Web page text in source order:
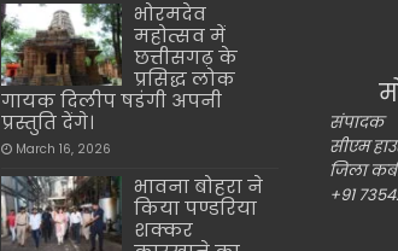
भोरमदेव
महोत्सव में
छत्तीसगढ़ के
प्रसिद्ध लोक
गायक दिलीप षडंगी अपनी
प्रस्तुति देंगे।
March 16, 2026
भावना बोहरा ने
किया पण्डरिया
शक्कर
संपादक
सीएम
जिला
+91